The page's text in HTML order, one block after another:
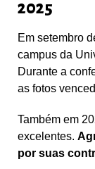
2025
Em setembro
campus da
Durante a
as fotos
Também em
excelentes.
por suas